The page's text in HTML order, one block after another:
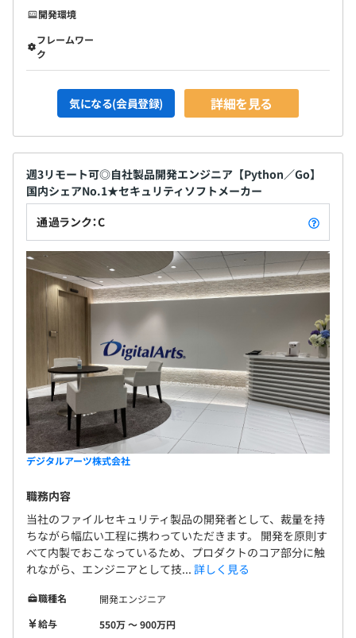
開発環境
フレームワー
ク
気になる(会員登録) 詳細を見る
週3リモート可◎自社製品開発エンジニア【Python／Go】
国内シェアNo.1★セキュリティソフトメーカー
通過ランク：C
デジタルアーツ株式会社
職務内容
当社のファイルセキュリティ製品の開発者として、裁量を持
ちながら幅広い工程に携わっていただきます。 開発を原則す
べて内製でおこなっているため、プロダクトのコア部分に触
れながら、エンジニアとして技... 詳しく見る
職種名
開発エンジニア
給与
550万 〜 900万円